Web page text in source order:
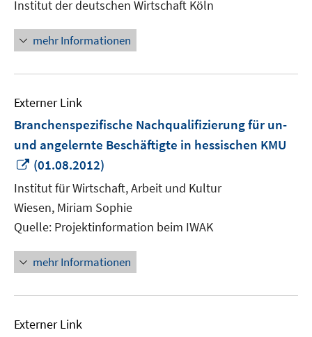
Fenster
öffnen
Institut der deutschen Wirtschaft Köln
mehr Informationen
Externer Link
Branchenspezifische Nachqualifizierung für un-
und angelernte Beschäftigte in hessischen KMU
In
neuem
Fenster
öffnen
(01.08.2012)
Institut für Wirtschaft, Arbeit und Kultur
Wiesen, Miriam Sophie
Quelle: Projektinformation beim IWAK
mehr Informationen
Externer Link